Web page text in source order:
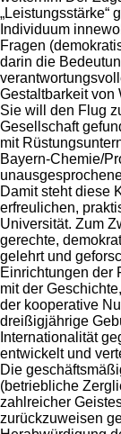
„Leistungsstärke“
Individuum
Fragen
darin die
Gestaltbarkeit von
Sie will den Flug
Gesellschaft
mit
Bayern-Chemie/
Damit steht diese
erfreulichen,
Universität. Zum
gerechte,
gelehrt und
Einrichtungen der
mit der
der kooperative
dreißigjährige
Internationalität
entwickelt und
Die
(betriebliche
zahlreicher
zurückzuweisen